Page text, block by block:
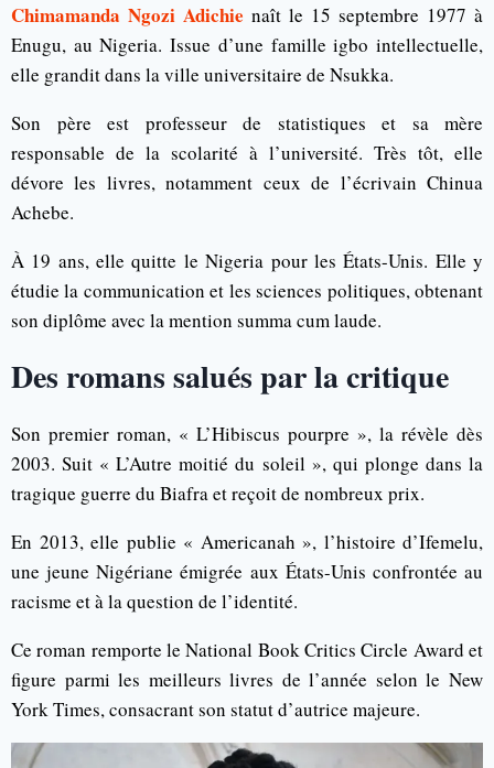
Chimamanda Ngozi Adichie naît le 15 septembre 1977 à
Enugu, au Nigeria. Issue d’une famille igbo intellectuelle,
elle grandit dans la ville universitaire de Nsukka.
Son père est professeur de statistiques et sa mère
responsable de la scolarité à l’université. Très tôt, elle
dévore les livres, notamment ceux de l’écrivain Chinua
Achebe.
À 19 ans, elle quitte le Nigeria pour les États-Unis. Elle y
étudie la communication et les sciences politiques, obtenant
son diplôme avec la mention summa cum laude.
Des romans salués par la critique
Son premier roman, « L’Hibiscus pourpre », la révèle dès
2003. Suit « L’Autre moitié du soleil », qui plonge dans la
tragique guerre du Biafra et reçoit de nombreux prix.
En 2013, elle publie « Americanah », l’histoire d’Ifemelu,
une jeune Nigériane émigrée aux États-Unis confrontée au
racisme et à la question de l’identité.
Ce roman remporte le National Book Critics Circle Award et
figure parmi les meilleurs livres de l’année selon le New
York Times, consacrant son statut d’autrice majeure.